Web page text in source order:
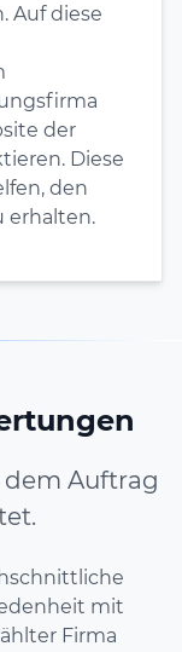
Auf diese
der
Diese
den
erhalten.
Auftrag
mit
Firma